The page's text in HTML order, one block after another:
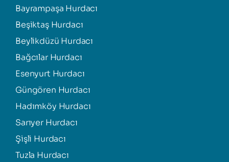
Bayrampaşa Hurdacı
Beşiktaş Hurdacı
Beylikdüzü Hurdacı
Bağcılar Hurdacı
Esenyurt Hurdacı
Güngören Hurdacı
Hadımköy Hurdacı
Sarıyer Hurdacı
Şişli Hurdacı
Tuzla Hurdacı